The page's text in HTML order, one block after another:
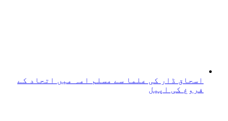
اسحاق ڈار کی علما سے مسلم امہ میں اتحاد کے
فروغ کی اپیل